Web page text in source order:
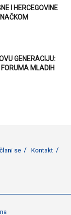
I HERCEGOVINE
GENERACIJU:
MLADIH
se
Kontakt